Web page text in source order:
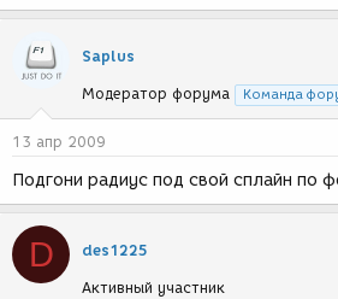
Saplus
Модератор форума Команда
13 апр 2009
Подгони радиус под свой сплайн по
D des1225
Активный участник